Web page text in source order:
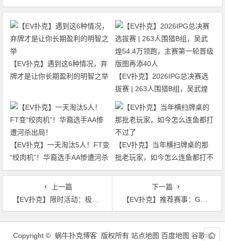
【EV扑克】遇到这6种情况，弃
牌才是让你长期盈利的明智之举
【EV扑克】2026IPG总决赛选
拔赛 | 263人围猎B组，吴武煌
54.4万领跑，主赛第一轮晋级版
【EV扑克】一天淘汰5人！FT变
“绞肉机”！华裔选手AA惨遭河杀
出局！
【EV扑克】当年横扫牌桌的那
批老玩家，如今怎么连鱼都打不
过了
上一篇
【EV扑克】限时活动：极速扑克节奏，极速到账奖励｜周五限定三重加码，狂欢加倍！
下一篇
【EV扑克】推荐赛事：GG全球狂欢系列赛2026｜完整赛程+赛事分级+高额奖励锦标赛指南
文
Copyright © 蜗牛扑克博客 版权所有 站点地图 百度地图 谷歌地